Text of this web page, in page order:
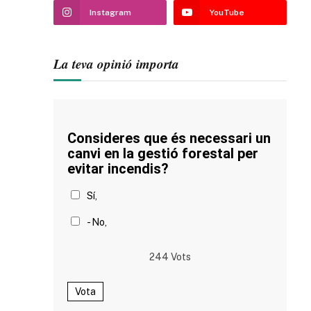
Instagram YouTube
La teva opinió importa
Consideres que és necessari un
canvi en la gestió forestal per
evitar incendis?
Sí,
- No,
244 Vots
Vota